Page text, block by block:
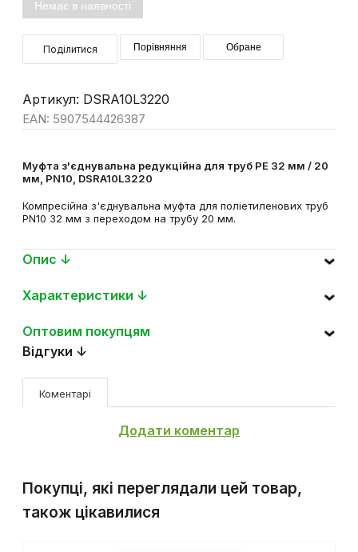
Немає в наявності
Поділитися Порівняння Обране
Артикул: DSRA10L3220
EAN: 5907544426387
Муфта з'єднувальна редукційна для труб PE 32 мм / 20
мм, PN10, DSRA10L3220
Компресійна з'єднувальна муфта для поліетиленових труб
PN10 32 мм з переходом на трубу 20 мм.
Опис ↓
Характеристики ↓
Оптовим покупцям
Відгуки ↓
Коментарі
Додати коментар
Покупці, які переглядали цей товар,
також цікавилися